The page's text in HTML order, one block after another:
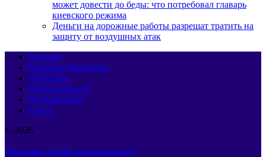
может довести до беды: что потребовал главарь
киевского режима
Деньги на дорожные работы разрешат тратить на
защиту от воздушных атак
Главная
Мировая Панорама
Общество
Недвижимость
Путешествия
Спорт
© 2026
Политика конфиденциальности